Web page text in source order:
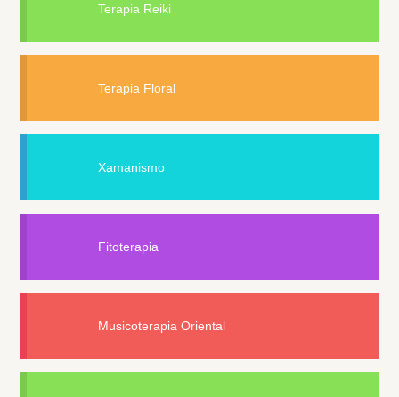
Terapia Reiki
Terapia Floral
Xamanismo
Fitoterapia
Musicoterapia Oriental